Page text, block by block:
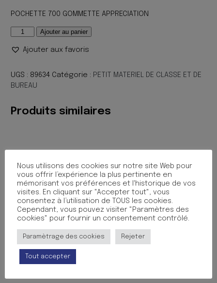
POCHETTE 700 GOMMETTE APPRECIATION
quantité
POCHETTE
GOMMETTE
APPRECIATION
Ajouter au panier
Ajouter aux favoris
UGS : 89634 Catégorie : PETIT MATERIEL DE CLASSE ET DE
BUREAU
Produits similaires
CISEAUX BI-MATIERE 13CM
1.90€ TTC
CISEAUX A CRANTER +
8LAMES
Nous utilisons des cookies sur notre site Web pour
vous offrir l’expérience la plus pertinente en
mémorisant vos préférences et l'historique de vos
visites. En cliquant sur "Accepter tout", vous
consentez à l’utilisation de TOUS les cookies.
Cependant, vous pouvez visiter "Paramètres des
cookies" pour fournir un consentement contrôlé.
Paramètrage des cookies Rejeter
Tout accepter